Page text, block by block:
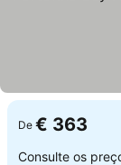
De € 363
Consulte os